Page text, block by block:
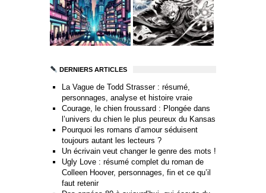
DERNIERS ARTICLES
La Vague de Todd Strasser : résumé,
personnages, analyse et histoire vraie
Courage, le chien froussard : Plongée dans
l’univers du chien le plus peureux du Kansas
Pourquoi les romans d’amour séduisent
toujours autant les lecteurs ?
Un écrivain veut changer le genre des mots !
Ugly Love : résumé complet du roman de
Colleen Hoover, personnages, fin et ce qu’il
faut retenir